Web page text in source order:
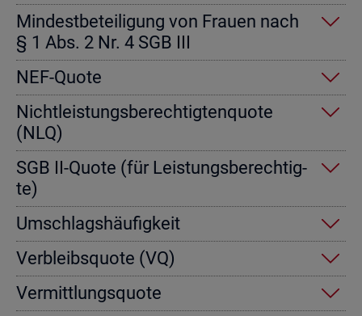
Min­dest­be­tei­li­gung von Frau­en nach
§ 1 Abs. 2 Nr. 4 SGB III
NEF-Quote
Nicht­leis­tungs­be­rech­tig­ten­quo­te
(NLQ)
SGB II-Quote (für Leis­tungs­be­rech­tig­
te)
Um­schlags­häu­fig­keit
Ver­bleibs­quo­te (VQ)
Ver­mitt­lungs­quo­te